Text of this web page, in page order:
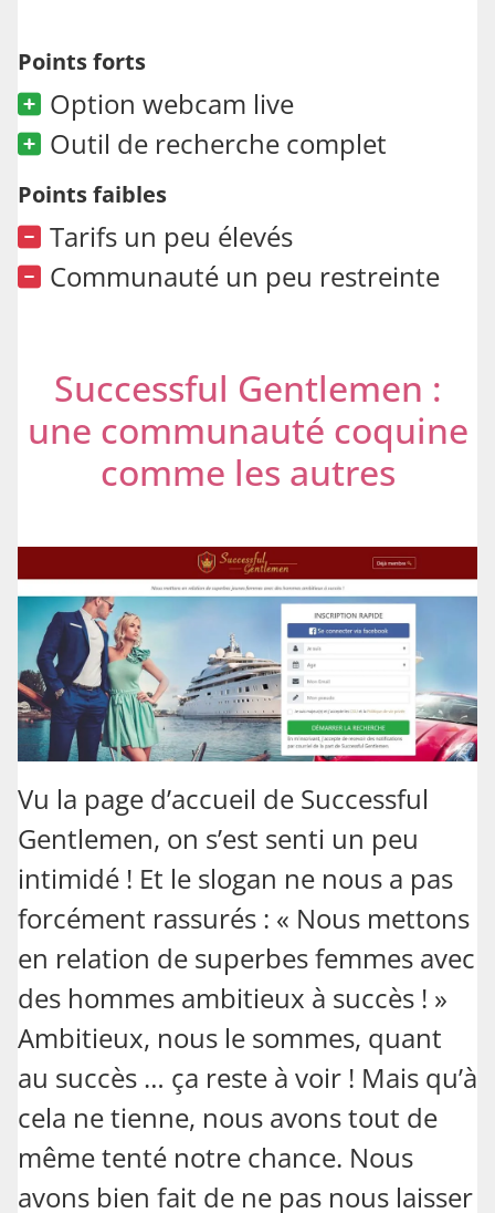
Points forts
Option webcam live
Outil de recherche complet
Points faibles
Tarifs un peu élevés
Communauté un peu restreinte
Successful Gentlemen :
une communauté coquine
comme les autres
Vu la page d’accueil de Successful
Gentlemen, on s’est senti un peu
intimidé ! Et le slogan ne nous a pas
forcément rassurés : « Nous mettons
en relation de superbes femmes avec
des hommes ambitieux à succès ! »
Ambitieux, nous le sommes, quant
au succès … ça reste à voir ! Mais qu’à
cela ne tienne, nous avons tout de
même tenté notre chance. Nous
avons bien fait de ne pas nous laisser